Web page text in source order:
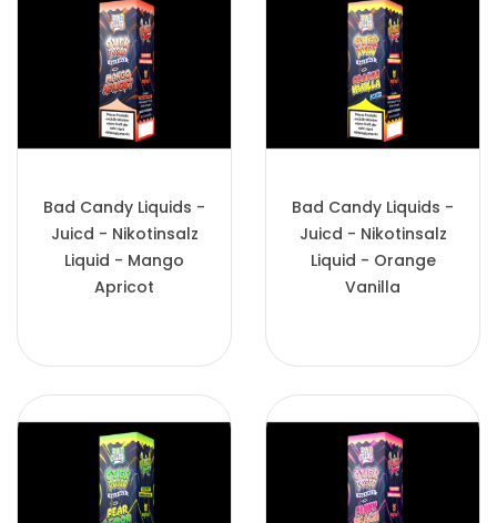
Bad Candy Liquids -
Juicd - Nikotinsalz
Liquid - Mango
Apricot
Bad Candy Liquids -
Juicd - Nikotinsalz
Liquid - Orange
Vanilla